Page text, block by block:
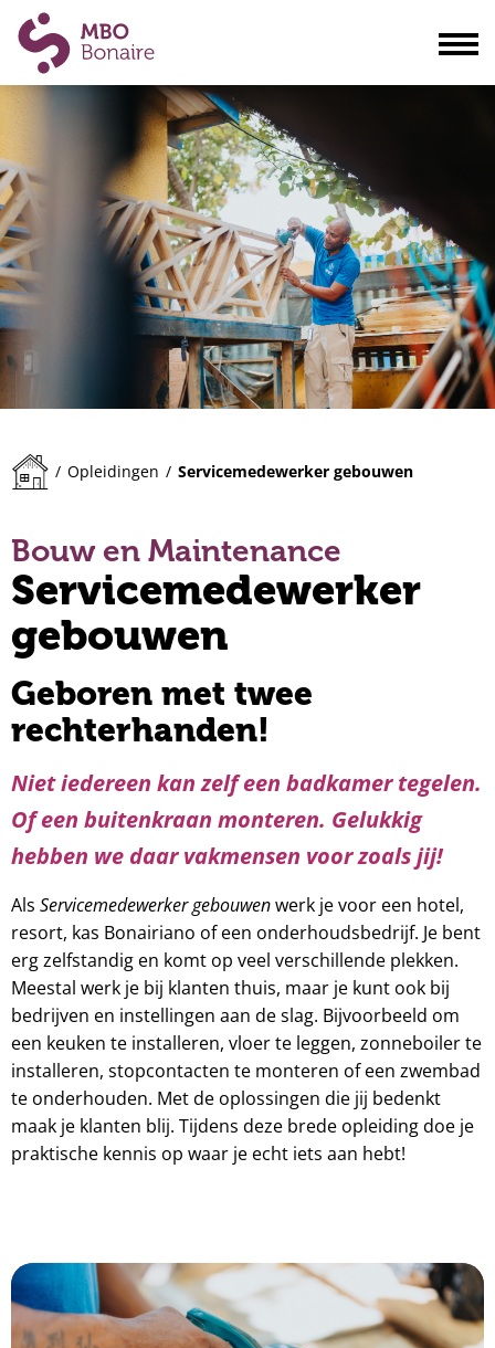
Opleidingen
Scholieren
Volwassenen
Bedrijven
Ouders
Blogs & actualiteiten
Praktisch
/ Opleidingen / Servicemedewerker gebouwen
Bouw en Maintenance
Servicemedewerker
gebouwen
Geboren met twee
rechterhanden!
Niet iedereen kan zelf een badkamer tegelen.
Of een buitenkraan monteren. Gelukkig
hebben we daar vakmensen voor zoals jij!
Als Servicemedewerker gebouwenwerk je voor een hotel,
resort, kas Bonairiano of een onderhoudsbedrijf. Je bent
erg zelfstandig en komt op veel verschillende plekken.
Meestal werk je bij klanten thuis, maar je kunt ook bij
bedrijven en instellingen aan de slag. Bijvoorbeeld om
een keuken te installeren, vloer te leggen, zonneboiler te
installeren, stopcontacten te monteren of een zwembad
te onderhouden. Met de oplossingen die jij bedenkt
maak je klanten blij. Tijdens deze brede opleiding doe je
praktische kennis op waar je echt iets aan hebt!